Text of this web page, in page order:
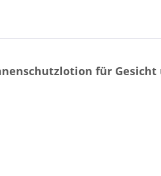
für Gesicht